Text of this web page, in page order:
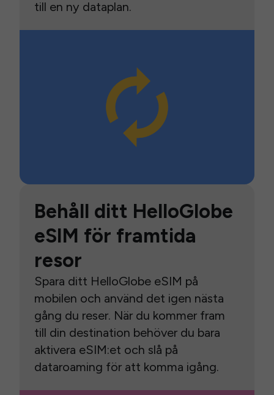
till en ny dataplan.
Behåll ditt HelloGlobe
eSIM för framtida
resor
Spara ditt HelloGlobe eSIM på
mobilen och använd det igen nästa
gång du reser. När du kommer fram
till din destination behöver du bara
aktivera eSIM:et och slå på
dataroaming för att komma igång.